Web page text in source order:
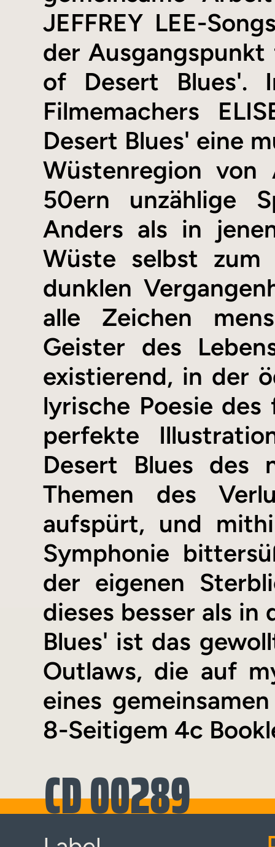
JEFFREY LEE-
der
of Desert Blues'.
Filmemachers
Desert Blues' eine
Wüstenregion
50ern unzählige
Anders als in
Wüste selbst zum
dunklen
alle Zeichen
Geister des
existierend, in der
lyrische Poesie
perfekte
Desert Blues des
Themen des
aufspürt, und
Symphonie
der eigenen
dieses besser als
Blues' ist das
Outlaws, die auf
eines
8-Seitigem 4c
CD 00289